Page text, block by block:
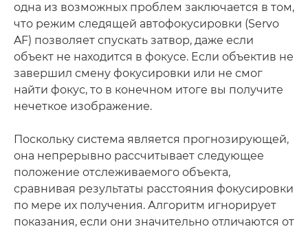
одна из возможных проблем заключается в том,
что режим следящей автофокусировки (Servo
AF) позволяет спускать затвор, даже если
объект не находится в фокусе. Если объектив не
завершил смену фокусировки или не смог
найти фокус, то в конечном итоге вы получите
нечеткое изображение.
Поскольку система является прогнозирующей,
она непрерывно рассчитывает следующее
положение отслеживаемого объекта,
сравнивая результаты расстояния фокусировки
по мере их получения. Алгоритм игнорирует
показания, если они значительно отличаются от